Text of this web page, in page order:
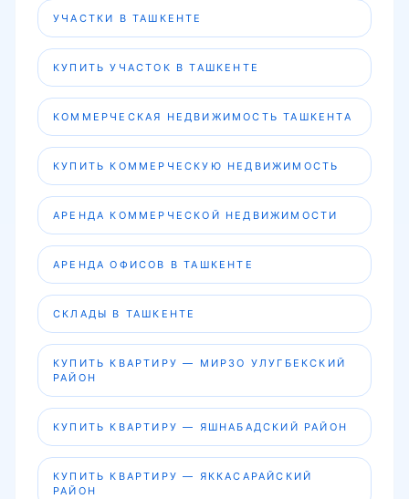
УЧАСТКИ В ТАШКЕНТЕ
КУПИТЬ УЧАСТОК В ТАШКЕНТЕ
КОММЕРЧЕСКАЯ НЕДВИЖИМОСТЬ ТАШКЕНТА
КУПИТЬ КОММЕРЧЕСКУЮ НЕДВИЖИМОСТЬ
АРЕНДА КОММЕРЧЕСКОЙ НЕДВИЖИМОСТИ
АРЕНДА ОФИСОВ В ТАШКЕНТЕ
СКЛАДЫ В ТАШКЕНТЕ
КУПИТЬ КВАРТИРУ — МИРЗО УЛУГБЕКСКИЙ
РАЙОН
КУПИТЬ КВАРТИРУ — ЯШНАБАДСКИЙ РАЙОН
КУПИТЬ КВАРТИРУ — ЯККАСАРАЙСКИЙ
РАЙОН